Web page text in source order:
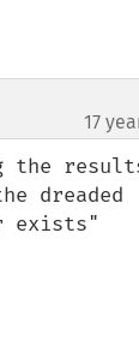
17
the
dreaded
exists"